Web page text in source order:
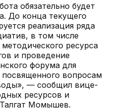
обязательно будет
До конца текущего
реализация ряда
в том числе
методического ресурса
и проведение
форума для
посвященного вопросам
— сообщил вице-
ресурсов и
Момышев.